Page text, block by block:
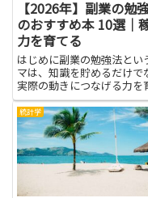
【2026年】副業の勉
のおすすめ本 10選｜
力を育てる
はじめに副業の勉強法とい
マは、知識を貯めるだけで
実際の動きにつなげる力を
す。忙しい日々の中でも、
序を決め、短い時間で効果
られる方法を身につけると
しにくくなります。この記
えるのは、学ぶ目的をはっ
さ...
統計学